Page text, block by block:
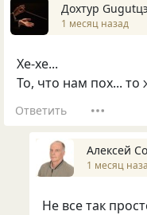
Дохтур
1 месяц назад
Хе-хе...
То, что нам пох...
Ответить
Алексей
1 месяц
Не все так